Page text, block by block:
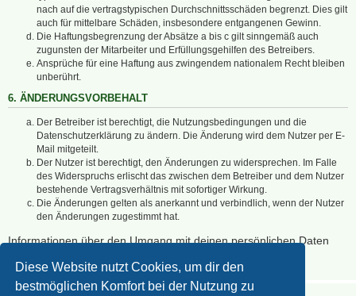
Diese Website nutzt Cookies, um dir den
bestmöglichen Komfort bei der Nutzung zu
nach auf die vertragstypischen Durchschnittsschäden begrenzt. Dies gilt
auch für mittelbare Schäden, insbesondere entgangenen Gewinn.
Die Haftungsbegrenzung der Absätze a bis c gilt sinngemäß auch
zugunsten der Mitarbeiter und Erfüllungsgehilfen des Betreibers.
Ansprüche für eine Haftung aus zwingendem nationalem Recht bleiben
unberührt.
6. ÄNDERUNGSVORBEHALT
Der Betreiber ist berechtigt, die Nutzungsbedingungen und die
Datenschutzerklärung zu ändern. Die Änderung wird dem Nutzer per E-
Mail mitgeteilt.
Der Nutzer ist berechtigt, den Änderungen zu widersprechen. Im Falle
des Widerspruchs erlischt das zwischen dem Betreiber und dem Nutzer
bestehende Vertragsverhältnis mit sofortiger Wirkung.
Die Änderungen gelten als anerkannt und verbindlich, wenn der Nutzer
den Änderungen zugestimmt hat.
Informationen über den Umgang mit deinen persönlichen Daten